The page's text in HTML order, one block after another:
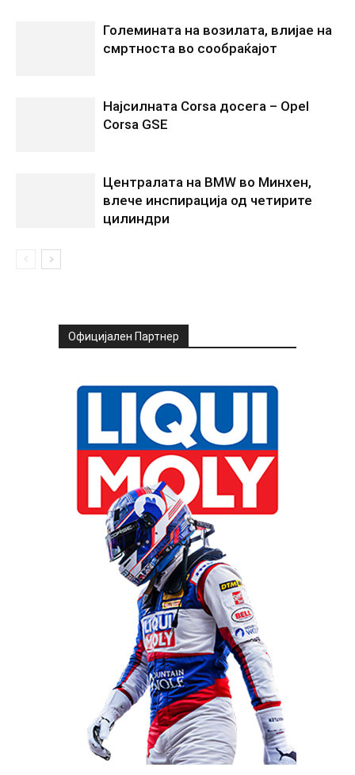
Големината на возилата, влијае на
смртноста во сообраќајот
Најсилната Corsa досега – Opel
Corsa GSE
Централата на BMW во Минхен,
влече инспирација од четирите
цилиндри
Официјален Партнер